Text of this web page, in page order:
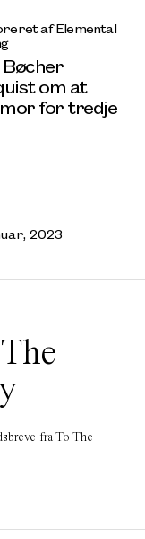
af Elemental
om at
for tredje
2023
fra To The